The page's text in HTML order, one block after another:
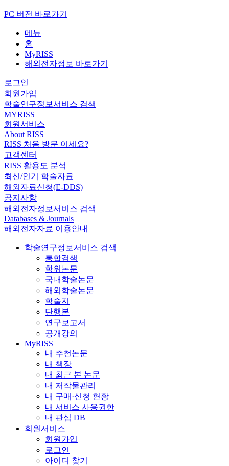
PC 버전 바로가기
메뉴
홈
MyRISS
해외전자정보 바로가기
로그인
회원가입
학술연구정보서비스 검색
MYRISS
회원서비스
About RISS
RISS 처음 방문 이세요?
고객센터
RISS 활용도 분석
최신/인기 학술자료
해외자료신청(E-DDS)
공지사항
해외전자정보서비스 검색
Databases & Journals
해외전자자료 이용안내
학술연구정보서비스 검색
통합검색
학위논문
국내학술논문
해외학술논문
학술지
단행본
연구보고서
공개강의
MyRISS
내 추천논문
내 책장
내 최근 본 논문
내 저작물관리
내 구매·신청 현황
내 서비스 사용권한
내 관심 DB
회원서비스
회원가입
로그인
아이디 찾기